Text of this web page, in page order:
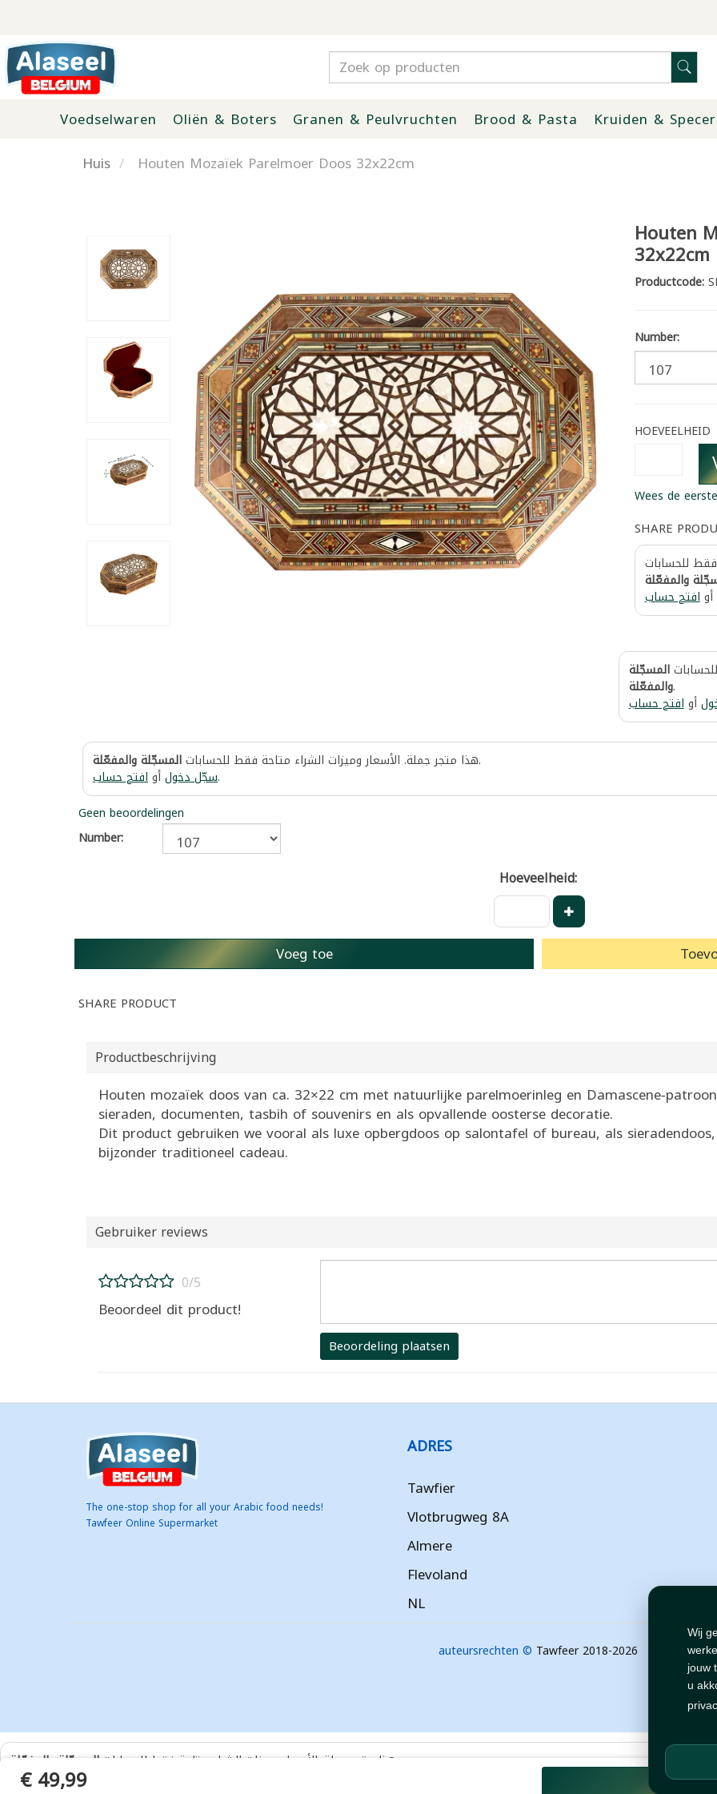
Wij
jouw
u
Voedselwaren Oliën & Boters Granen & Peulvruchten Brood & Pasta Kruiden &
Huis
Houten Mozaïek Parelmoer Doos 32x22cm
Houten
32x22cm
Productcode:
Number:
HOEVEELHEID
Wees de
SHARE
فقط للحسابات
والمفعّلة
أوافتح حساب
المسجّلة
والمفعّلة.
أوافتح حساب
هذا متجر جملة. الأسعار وميزات الشراء متاحة فقط للحساباتالمسجّلة والمفعّلة .
سجّل دخولأوافتح حساب
.
Geen beoordelingen
Number:
Hoeveelheid:
Voeg toe
€ 49,99
SHARE PRODUCT
Productbeschrijving
Houten mozaïek doos van ca. 32×22 cm met natuurlijke parelmoerinleg en
sieraden, documenten, tasbih of souvenirs en als opvallende oosterse decoratie.
Dit product gebruiken we vooral als luxe opbergdoos op salontafel of bureau, als
bijzonder traditioneel cadeau.
Gebruiker reviews
0/5
Beoordeel dit product!
Beoordeling plaatsen
The one-stop shop for all your Arabic food needs!
Tawfeer Online Supermarket
ADRES
Tawfier
Vlotbrugweg 8A
Almere
Flevoland
NL
auteursrechten © Tawfeer 2018-2026
هذا متجر جملة. الأسعار وميزات الشراء متاحة فقط للحسابات المسجّلة والمفعّلة
سجّل دخولأو افتح حساب